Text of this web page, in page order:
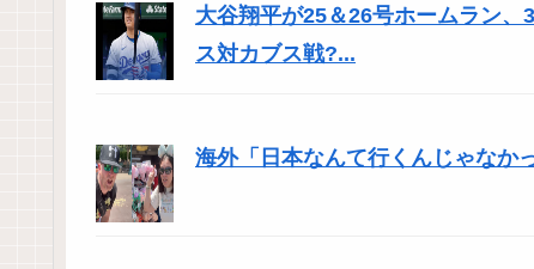
大谷翔平が25＆26号ホームラン
ス対カブス戦?...
海外「日本なんて行くんじゃなか